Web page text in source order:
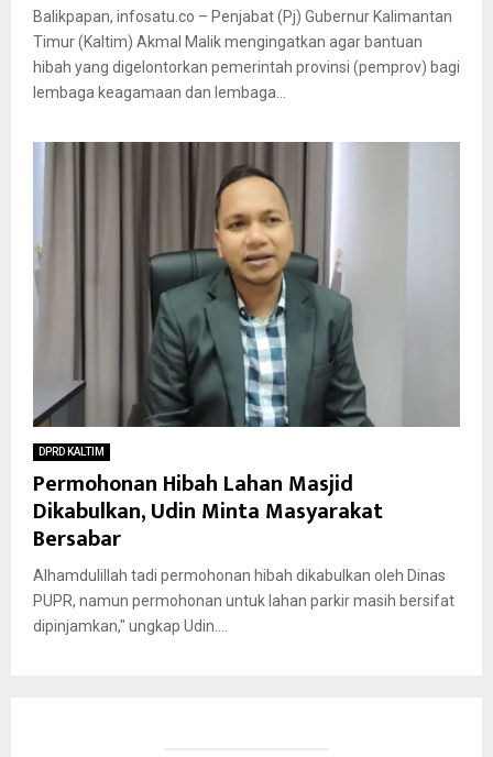
Balikpapan, infosatu.co – Penjabat (Pj) Gubernur Kalimantan
Timur (Kaltim) Akmal Malik mengingatkan agar bantuan
hibah yang digelontorkan pemerintah provinsi (pemprov) bagi
lembaga keagamaan dan lembaga...
DPRD KALTIM
Permohonan Hibah Lahan Masjid
Dikabulkan, Udin Minta Masyarakat
Bersabar
Alhamdulillah tadi permohonan hibah dikabulkan oleh Dinas
PUPR, namun permohonan untuk lahan parkir masih bersifat
dipinjamkan," ungkap Udin....